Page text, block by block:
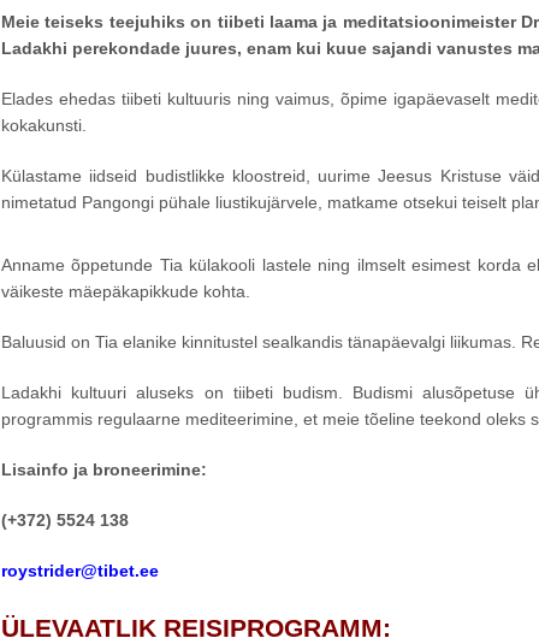
Meie teiseks teejuhiks on tiibeti laama ja meditatsioonimeister
Ladakhi perekondade juures, enam kui kuue sajandi vanustes
Elades ehedas tiibeti kultuuris ning vaimus, õpime igapäevaselt
kokakunsti.
Külastame iidseid budistlikke kloostreid, uurime Jeesus Kristuse
nimetatud Pangongi pühale liustikujärvele, matkame otsekui teiselt
Anname õppetunde Tia külakooli lastele ning ilmselt esimest korda
väikeste mäepäkapikkude kohta.
Baluusid on Tia elanike kinnitustel sealkandis tänapäevalgi liikumas.
Ladakhi kultuuri aluseks on tiibeti budism. Budismi alusõpetuse
programmis regulaarne mediteerimine, et meie tõeline teekond oleks
Lisainfo ja broneerimine:
(+372) 5524 138
roystrider@tibet.ee
ÜLEVAATLIK REISIPROGRAMM: